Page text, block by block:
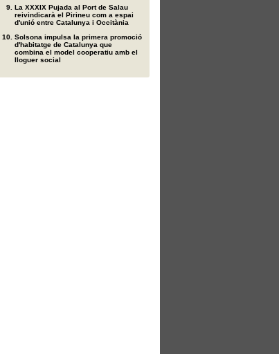
La XXXIX Pujada al Port de Salau
reivindicarà el Pirineu com a espai
d'unió entre Catalunya i Occitània
Solsona impulsa la primera promoció
d'habitatge de Catalunya que
combina el model cooperatiu amb el
lloguer social